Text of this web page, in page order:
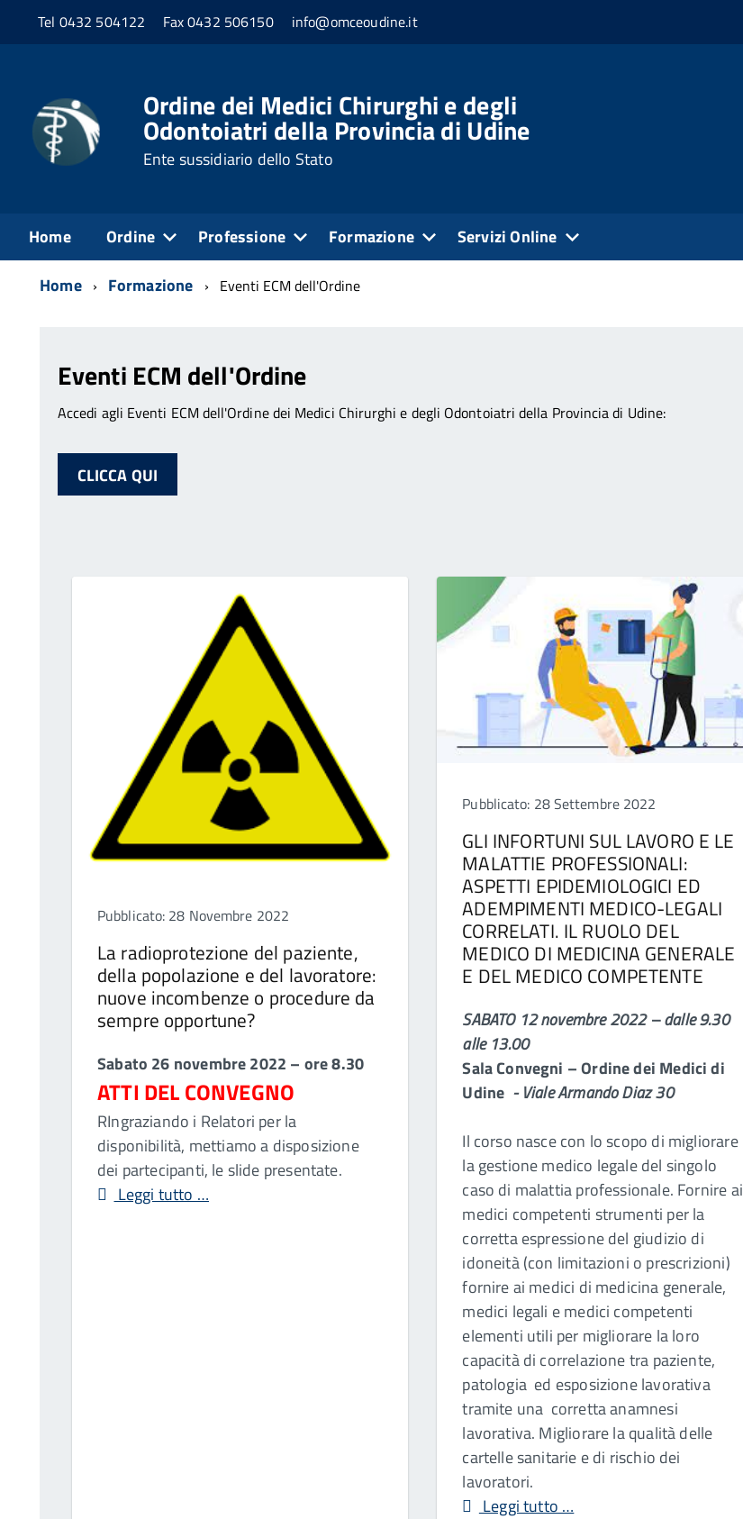
Tel 0432 504122 Fax 0432 506150 info@omceoudine.it
Ordine dei Medici Chirurghi e degli
Odontoiatri della Provincia di Udine
Ente sussidiario dello Stato
Home Ordine Professione Formazione Servizi Online
Home Formazione Eventi ECM dell'Ordine
Eventi ECM dell'Ordine
Accedi agli Eventi ECM dell'Ordine dei Medici Chirurghi e degli Odontoiatri della Provincia di Udine:
CLICCA QUI
Pubblicato: 28 Novembre 2022
La radioprotezione del paziente,
della popolazione e del lavoratore:
nuove incombenze o procedure da
sempre opportune?
Sabato 26 novembre 2022 – ore 8.30
ATTI DEL CONVEGNO
RIngraziando i Relatori per la
disponibilità, mettiamo a disposizione
dei partecipanti, le slide presentate.
Leggi tutto …
Pubblicato: 28 Settembre 2022
GLI INFORTUNI SUL LAVORO E LE
MALATTIE PROFESSIONALI:
ASPETTI EPIDEMIOLOGICI ED
ADEMPIMENTI MEDICO-LEGALI
CORRELATI. IL RUOLO DEL
MEDICO DI MEDICINA GENERALE
E DEL MEDICO COMPETENTE
SABATO 12 novembre 2022 – dalle 9.30
alle 13.00
Sala Convegni – Ordine dei Medici di
Udine - Viale Armando Diaz 30
Il corso nasce con lo scopo di migliorare
la gestione medico legale del singolo
caso di malattia professionale. Fornire ai
medici competenti strumenti per la
corretta espressione del giudizio di
idoneità (con limitazioni o prescrizioni)
fornire ai medici di medicina generale,
medici legali e medici competenti
elementi utili per migliorare la loro
capacità di correlazione tra paziente,
patologia ed esposizione lavorativa
tramite una corretta anamnesi
lavorativa. Migliorare la qualità delle
cartelle sanitarie e di rischio dei
lavoratori.
Leggi tutto …